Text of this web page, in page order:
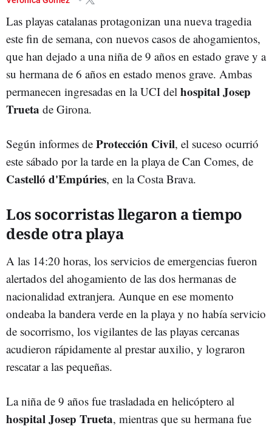
Las playas catalanas protagonizan una nueva tragedia
este fin de semana, con nuevos casos de ahogamientos,
que han dejado a una niña de 9 años en estado grave y a
su hermana de 6 años en estado menos grave. Ambas
permanecen ingresadas en la UCI del hospital Josep
Trueta de Girona.
Según informes de Protección Civil, el suceso ocurrió
este sábado por la tarde en la playa de Can Comes, de
Castelló d'Empúries, en la Costa Brava.
Los socorristas llegaron a tiempo
desde otra playa
A las 14:20 horas, los servicios de emergencias fueron
alertados del ahogamiento de las dos hermanas de
nacionalidad extranjera. Aunque en ese momento
ondeaba la bandera verde en la playa y no había servicio
de socorrismo, los vigilantes de las playas cercanas
acudieron rápidamente al prestar auxilio, y lograron
rescatar a las pequeñas.
La niña de 9 años fue trasladada en helicóptero al
hospital Josep Trueta, mientras que su hermana fue